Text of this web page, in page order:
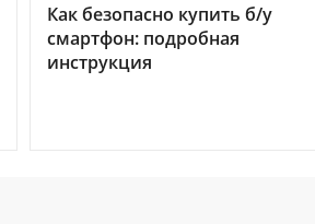
Как безопасно купить б/у
смартфон: подробная
инструкция